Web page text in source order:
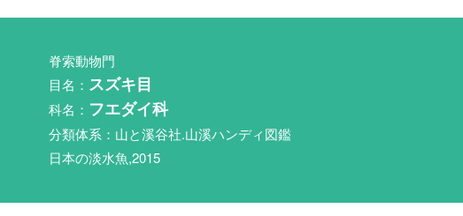
脊索動物門
目名： スズキ目
科名： フエダイ科
分類体系：山と溪谷社.山溪ハンディ図鑑
日本の淡水魚,2015